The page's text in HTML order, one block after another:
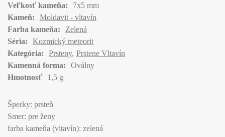
Veľkosť kameňa:
7x5 mm
Kameň:
Moldavit - vltavín
Farba kameňa:
Zelená
Séria:
Kozmický meteorit
Kategória:
Prsteny Prstene Vltavín
Kamenná forma:
Oválny
Hmotnosť
1,5 g
Šperky: prsteň
Smer: pre ženy
farba kameňa (vltavín): zelená